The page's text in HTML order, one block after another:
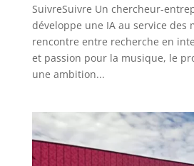
SuivreSuivre Un chercheur-
développe une IA au service des
rencontre entre recherche en
et passion pour la musique, le
une ambition...